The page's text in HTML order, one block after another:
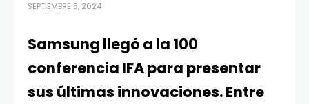
SEPTIEMBRE 5, 2024
Samsung llegó a la 100
conferencia IFA para presentar
sus últimas innovaciones. Entre